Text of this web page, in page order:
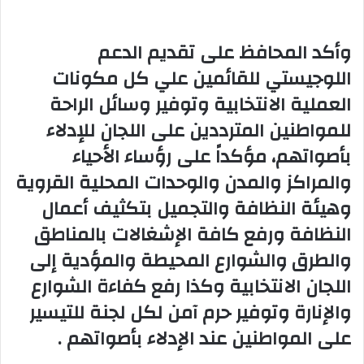
وأكد المحافظ على تقديم الدعم
اللوجيستي للقائمين علي كل مكونات
العملية الانتخابية وتوفير وسائل الراحة
للمواطنين المترددين على اللجان للإدلاء
بأصواتهم، مؤكداً على رؤساء الأحياء
والمراكز والمدن والوحدات المحلية القروية
وهيئة النظافة والتجميل بتكثيف أعمال
النظافة ورفع كافة الإشغالات بالمناطق
والطرق والشوارع المحيطة والمؤدية إلى
اللجان الانتخابية وكذا رفع كفاءة الشوارع
والإنارة وتوفير حرم آمن لكل لجنة للتيسير
على المواطنين عند الإدلاء بأصواتهم .